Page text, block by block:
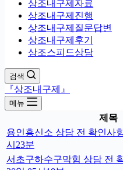
상조내구제자료
상조내구제진행
상조내구제질문답변
상조내구제후기
상조스피드상담
검색
『상조내구제』
메뉴
제목
용인흥신소 상담 전 확인사
시23분
서초구하수구막힘 상담 전